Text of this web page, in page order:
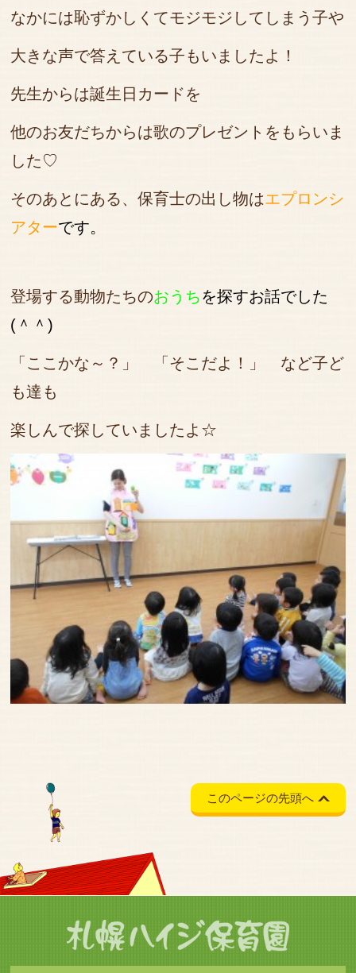
なかには恥ずかしくてモジモジしてしまう子や
大きな声で答えている子もいましたよ！
先生からは誕生日カードを
他のお友だちからは歌のプレゼントをもらいま
した♡
そのあとにある、保育士の出し物はエプロンシ
アターです。
登場する動物たちのおうちを探すお話でした
(＾＾)
「ここかな～？」 「そこだよ！」 など子ど
も達も
楽しんで探していましたよ☆
このページの先頭へ